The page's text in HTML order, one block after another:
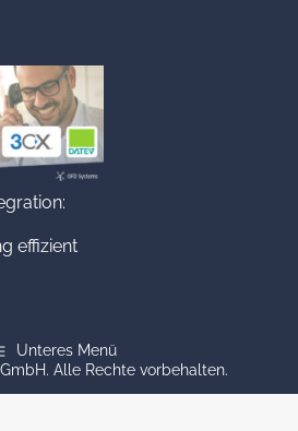
effizient
Unteres Menü
Alle Rechte vorbehalten.